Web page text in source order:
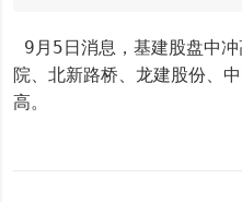
院、北新路桥、龙建股份、
高。